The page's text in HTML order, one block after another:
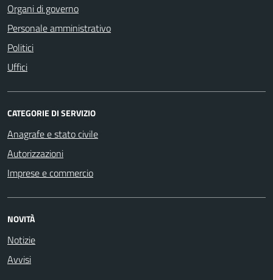
Organi di governo
Personale amministrativo
Politici
Uffici
CATEGORIE DI SERVIZIO
Anagrafe e stato civile
Autorizzazioni
Imprese e commercio
NOVITÀ
Notizie
Avvisi